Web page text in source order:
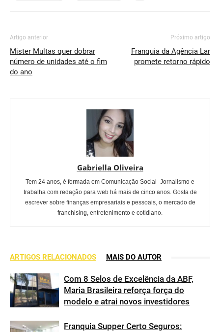
Artigo anterior
Mister Multas quer dobrar
número de unidades até o fim
do ano
Próximo artigo
Franquia da Agência Lar
promete retorno rápido
Gabriella Oliveira
Tem 24 anos, é formada em Comunicação Social- Jornalismo e
trabalha com redação para web há mais de cinco anos. Gosta de
escrever sobre finanças empresariais e pessoais, o mercado de
franchising, entretenimento e cotidiano.
ARTIGOS RELACIONADOS MAIS DO AUTOR
Com 8 Selos de Excelência da ABF,
Maria Brasileira reforça força do
modelo e atrai novos investidores
Franquia Supper Certo Seguros: